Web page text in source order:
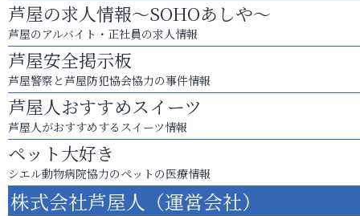
芦屋の求人情報～SOHOあしや～
芦屋のアルバイト・正社員の求人情報
芦屋安全掲示板
芦屋警察と芦屋防犯協会協力の事件情報
芦屋人おすすめスイーツ
芦屋人がおすすめするスイーツ情報
ペット大好き
シエル動物病院協力のペットの医療情報
株式会社芦屋人（運営会社）